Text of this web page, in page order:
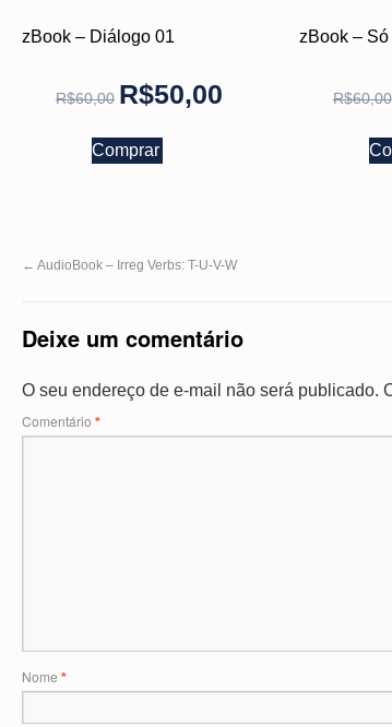
zBook – Diálogo 01
R$60,00 R$50,00
Comprar
zBook – Só
R$60,00
← AudioBook – Irreg Verbs: T-U-V-W
Deixe um comentário
O seu endereço de e-mail não será publicado.
Comentário *
Nome *